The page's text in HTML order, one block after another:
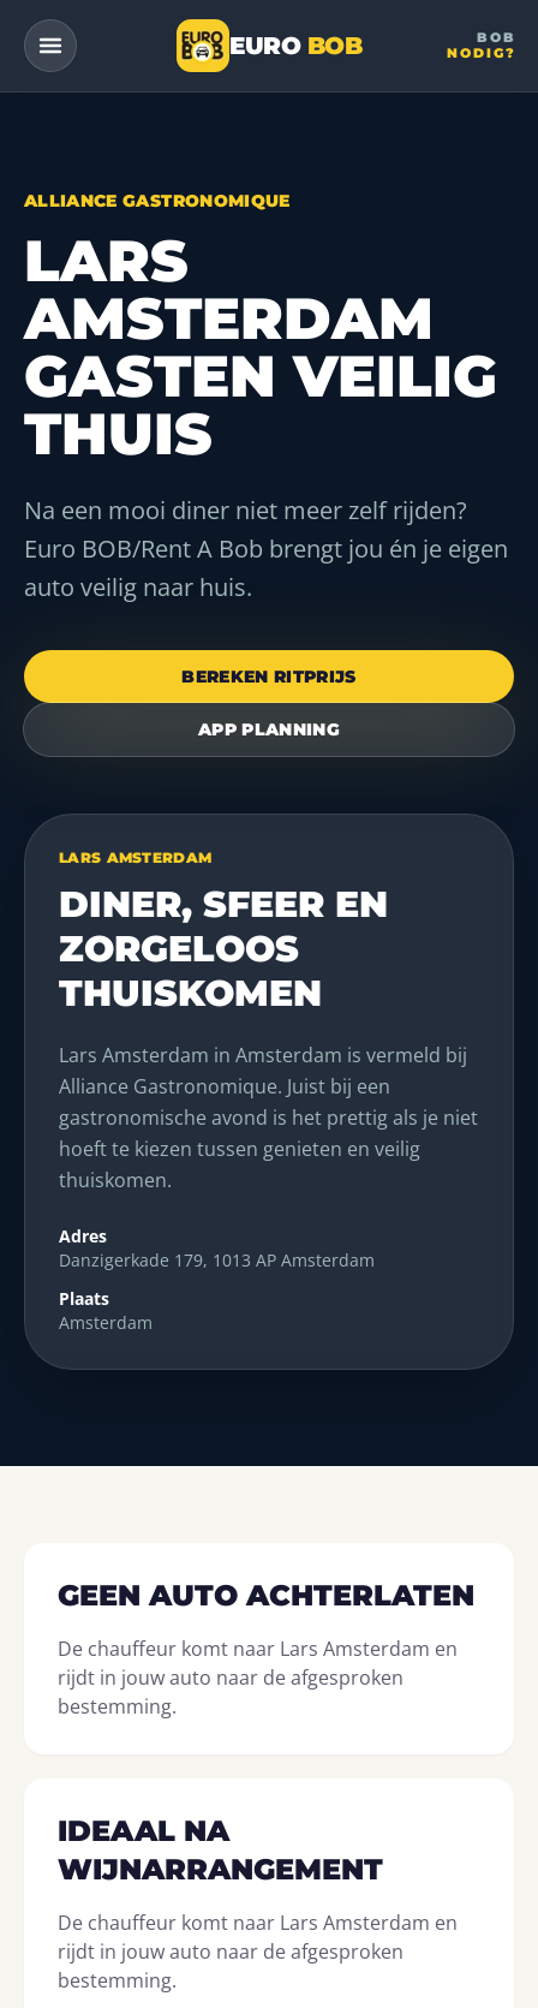
EURO BOB
— a DriveMe company
BOB
NODIG?
ALLIANCE GASTRONOMIQUE
LARS
AMSTERDAM
GASTEN VEILIG
THUIS
Na een mooi diner niet meer zelf rijden?
Euro BOB/Rent A Bob brengt jou én je eigen
auto veilig naar huis.
BEREKEN RITPRIJS
APP PLANNING
LARS AMSTERDAM
DINER, SFEER EN
ZORGELOOS
THUISKOMEN
Lars Amsterdam in Amsterdam is vermeld bij
Alliance Gastronomique. Juist bij een
gastronomische avond is het prettig als je niet
hoeft te kiezen tussen genieten en veilig
thuiskomen.
Adres
Danzigerkade 179, 1013 AP Amsterdam
Plaats
Amsterdam
GEEN AUTO ACHTERLATEN
De chauffeur komt naar Lars Amsterdam en
rijdt in jouw auto naar de afgesproken
bestemming.
IDEAAL NA
WIJNARRANGEMENT
De chauffeur komt naar Lars Amsterdam en
rijdt in jouw auto naar de afgesproken
bestemming.